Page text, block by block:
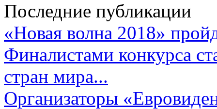
Последние публикации
«Новая волна 2018»
Финалистами конкурса
стран мира...
Организаторы